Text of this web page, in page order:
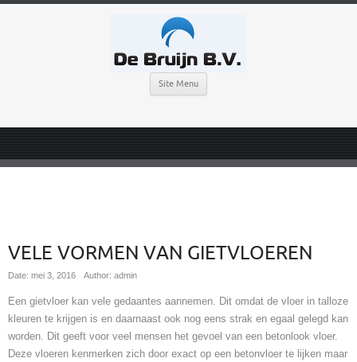
Site Menu
VELE VORMEN VAN GIETVLOEREN
Date: mei 3, 2016 Author: admin
Een gietvloer kan vele gedaantes aannemen. Dit omdat de vloer in talloze
kleuren te krijgen is en daarnaast ook nog eens strak en egaal gelegd kan
worden. Dit geeft voor veel mensen het gevoel van een betonlook vloer.
Deze vloeren kenmerken zich door exact op een betonvloer te lijken maar